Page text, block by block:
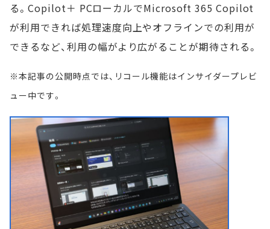
る。Copilot＋ PCローカルでMicrosoft 365 Copilot
が利用できれば処理速度向上やオフラインでの利用が
できるなど、利用の幅がより広がることが期待される。
※本記事の公開時点では、リコール機能はインサイダープレビ
ュー中です。